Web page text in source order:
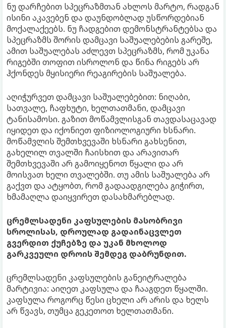
ნუ დარჩებით სპეცრაზმთან ახლოს მარტო, რადგან
ისინი აკავებენ და დაუნდობლად უსწორდებიან
მოქალაქეებს. ნუ ჩადგებით დემონსტრანტებსა და
სპეცრაზმს შორის დამცავი საშუალებების გარეშე,
ამით საშუალებას აძლევთ სპეცრაზმს, რომ უკანა
რიგებში თოფით ისროლონ და წინა რიგებს არ
ჰქონდეს მყისიერი რეაგირების საშუალება.
აღიჭურვეთ დამცავი საშუალებებით: ნიღაბი,
სათვალე, ჩაფხუტი, ხელთათმანი, დამცავი
ტანისამოსი. გაზით მოწამვლისგან თავდასაცავად
იყიდეთ და იქონიეთ ფიზიოლოგიური ხსნარი.
მოწამვლის შემთხვევაში ხსნარი გახსენით,
გახელილ თვალში ჩაისხით და არავითარ
შემთხვევაში არ გამოიყენოთ წყალი და არ
მოისვათ ხელი თვალებში. თუ ამის საშუალება არ
გაქვთ და ატყობთ, რომ გადაადგილება გიჭირთ,
ხმამაღლა დაიყვირეთ დასახმარებლად.
ცრემლსადენი კაფსულების მასობრივი
სროლისას, დროულად გადაინაცვლეთ
გვერდით ქუჩებზე და უკან მხოლოდ
გარკვეული დროის შემდეგ დაბრუნდით.
ცრემლსადენი კაფსულების განეიტრალება
მარტივია: აიღეთ კაფსულა და ჩააგდეთ წყალში.
კაფსულა როგორც წესი ცხელი არ არის და ხელს
არ წვავს, თუმცა გეკეთოთ ხელთათმანი.